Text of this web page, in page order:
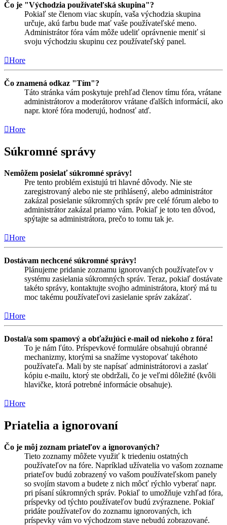
Čo je "Východzia používateľská skupina"?
Pokiaľ ste členom viac skupín, vaša východzia skupina
určuje, akú farbu bude mať vaše používateľské meno.
Administrátor fóra vám môže udeliť oprávnenie meniť si
svoju východziu skupinu cez používateľský panel.
Hore
Čo znamená odkaz "Tím"?
Táto stránka vám poskytuje prehľad členov tímu fóra, vrátane
administrátorov a moderátorov vrátane ďalších informácií, ako
napr. ktoré fóra moderujú, hodnosť atď.
Hore
Súkromné správy
Nemôžem posielať súkromné správy!
Pre tento problém existujú tri hlavné dôvody. Nie ste
zaregistrovaný alebo nie ste prihlásený, alebo administrátor
zakázal posielanie súkromných správ pre celé fórum alebo to
administrátor zakázal priamo vám. Pokiaľ je toto ten dôvod,
spýtajte sa administrátora, prečo to tomu tak je.
Hore
Dostávam nechcené súkromné správy!
Plánujeme pridanie zoznamu ignorovaných používateľov v
systému zasielania súkromných správ. Teraz, pokiaľ dostávate
takéto správy, kontaktujte svojho administrátora, ktorý má tu
moc takému používateľovi zasielanie správ zakázať.
Hore
Dostal/a som spamový a obťažujúci e-mail od niekoho z fóra!
To je nám ľúto. Príspevkové formuláre obsahujú obranné
mechanizmy, ktorými sa snažíme vystopovať takéhoto
používateľa. Mali by ste napísať administrátorovi a zaslať
kópiu e-mailu, ktorý ste obdržali, čo je veľmi dôležité (kvôli
hlavičke, ktorá potrebné informácie obsahuje).
Hore
Priatelia a ignorovaní
Čo je môj zoznam priateľov a ignorovaných?
Tieto zoznamy môžete využiť k triedeniu ostatných
používateľov na fóre. Napríklad užívatelia vo vašom zozname
priateľov budú zobrazený vo vašom používateľskom panely
so svojím stavom a budete z nich môcť rýchlo vyberať napr.
pri písaní súkromných správ. Pokiaľ to umožňuje vzhľad fóra,
príspevky od týchto používateľov budú zvýraznene. Pokiaľ
pridáte používateľov do zoznamu ignorovaných, ich
príspevky vám vo východzom stave nebudú zobrazované.